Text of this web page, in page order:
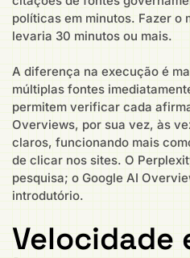
políticas em minutos. Fazer o
levaria 30 minutos ou mais.
A diferença na execução é
múltiplas fontes
permitem verificar cada
Overviews, por sua vez, às
claros, funcionando mais
de clicar nos sites. O
pesquisa; o Google AI
introdutório.
Velocidade